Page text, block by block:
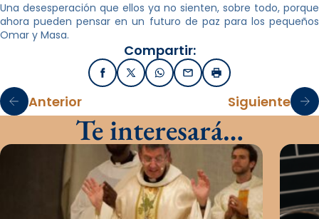
Una desesperación que ellos ya no sienten, sobre todo, porque
ahora pueden pensar en un futuro de paz para los pequeños
Omar y Masa.
Compartir:
FacebookX / TwitterWhatsApp
EmailImprimir
Anterior Siguiente
Te interesará…